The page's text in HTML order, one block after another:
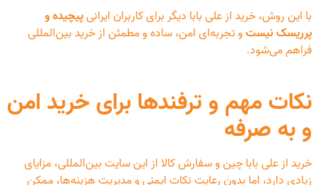
با این روش، خرید از علی بابا دیگر برای کاربران ایرانیپیچیده و
پرریسک نیستو تجربه‌ای امن، ساده و مطمئن از خرید بین‌المللی
فراهم می‌شود.
نکات مهم و ترفندها برای خرید امن
و به صرفه
خرید از علی بابا چین و سفارش کالا از این سایت بین‌المللی، مزایای
زیادی دارد، اما بدون رعایت نکات ایمنی و مدیریت هزینه‌ها، ممکن